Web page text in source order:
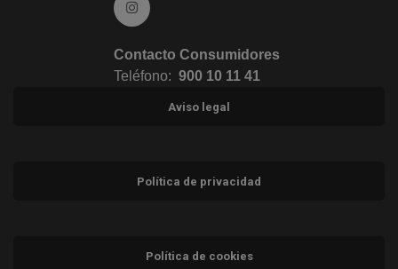
Ir a Instagram (abre en ventana nueva)
Contacto Consumidores
Teléfono: 900 10 11 41
Aviso legal
Política de privacidad
Política de cookies